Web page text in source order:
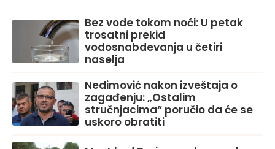
Bez vode tokom noći: U petak
trosatni prekid
vodosnabdevanja u četiri
naselja
Nedimović nakon izveštaja o
zagađenju: „Ostalim
stručnjacima“ poručio da će se
uskoro obratiti